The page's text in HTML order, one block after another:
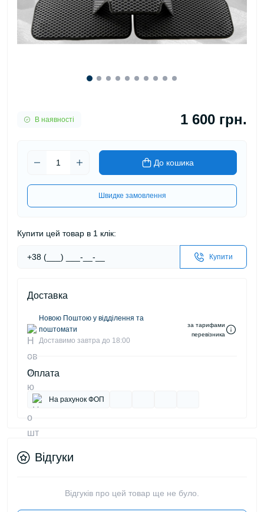
В наявності 1 600 грн.
До кошика
Швидке замовлення
Купити цей товар в 1 клік:
Купити
Доставка
Новою Поштою у відділення та
поштомати
Доставимо завтра до 18:00
за тарифами
перевізника
Оплата
На рахунок ФОП
Відгуки
Відгуків про цей товар ще не було.